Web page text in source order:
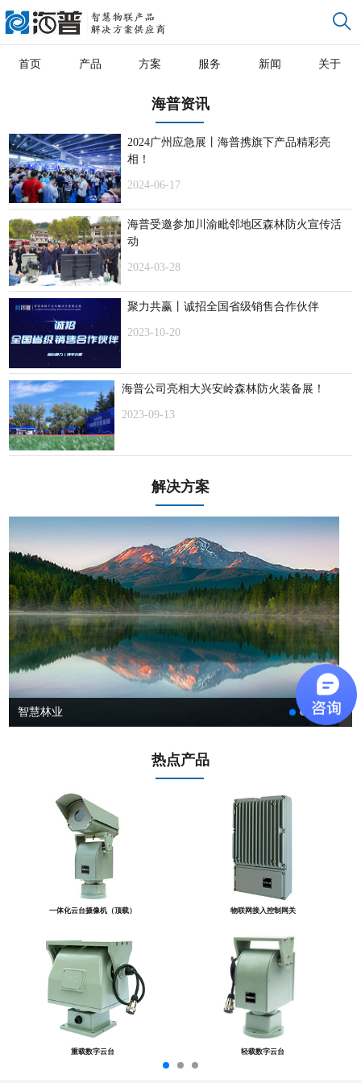
首页 产品 方案 服务 新闻 关于
海普资讯
2024广州应急展丨海普携旗下产品精彩亮
相！
2024-06-17
海普受邀参加川渝毗邻地区森林防火宣传活
动
2024-03-28
聚力共赢丨诚招全国省级销售合作伙伴
2023-10-20
海普公司亮相大兴安岭森林防火装备展！
2023-09-13
解决方案
智慧林业
热点产品
一体化云台摄像机（顶载） 物联网接入控制网关
重载数字云台 轻载数字云台